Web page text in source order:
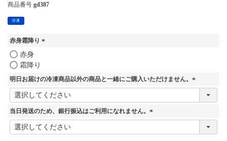
商品番号 gd387
冷凍
赤身霜降り
)
赤身
霜降り
明日お届けの冷凍商品以外の商品と一緒にご購入いただけません。
(
当日発送のため、銀行振込はご利用になれません。
(